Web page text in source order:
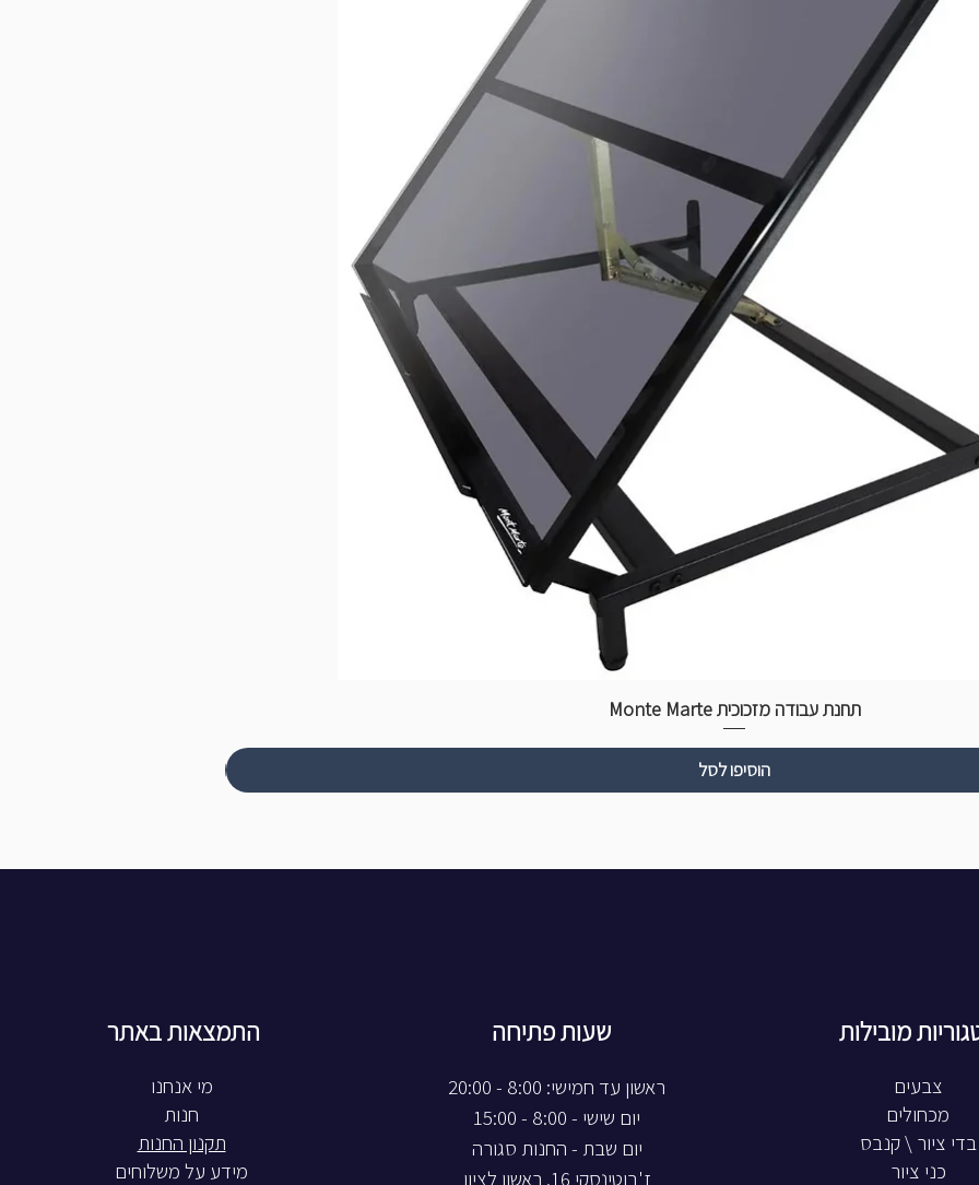
תחנת עבודה מזכוכית Monte Marte
הוסיפו לסל
התמצאות באתר
חנות
תקנון החנות
מידע על משלוחים
שעות פתיחה
ראשון עד חמישי: 8:00 - 20:00
יום שישי - 8:00 - 15:00
יום שבת - החנות סגורה
ז'בוטינסקי 16, ראשון לציון
מובילות
צבעים
מכחולים
בדי ציור \ קנבס
כני ציור